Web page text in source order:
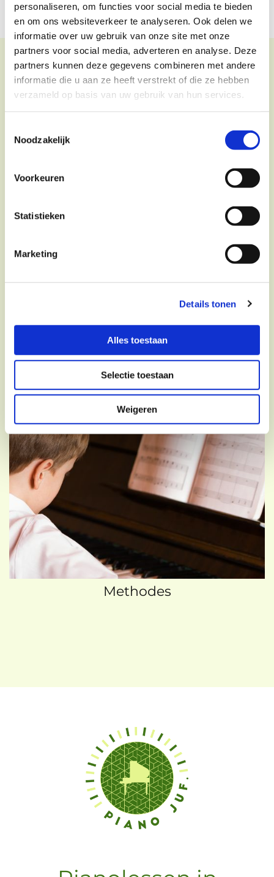
personaliseren, om functies voor social media te bieden
en om ons websiteverkeer te analyseren. Ook delen we
informatie over uw gebruik van onze site met onze
partners voor social media, adverteren en analyse. Deze
partners kunnen deze gegevens combineren met andere
informatie die u aan ze heeft verstrekt of die ze hebben
verzameld op basis van uw gebruik van hun services.
Noodzakelijk
Voorkeuren
Statistieken
Marketing
Details tonen
Alles toestaan
Selectie toestaan
Weigeren
Methodes